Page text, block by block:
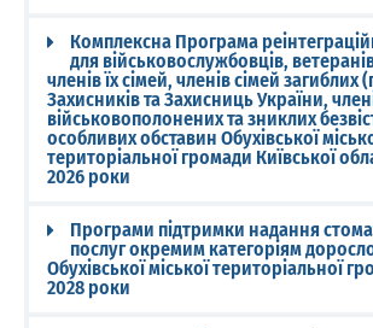
Комплексна Програма
для військовослужбовців,
членів їх сімей, членів сімей
Захисників та Захисниць України,
військовополонених та зниклих
особливих обставин Обухівської
територіальної громади Київської
2026 роки
Програми підтримки надання
послуг окремим категоріям
Обухівської міської територіальної
2028 роки